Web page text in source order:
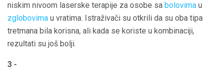
niskim nivoom laserske terapije za osobe sa bolovima u
zglobovima u vratima. Istraživači su otkrili da su oba tipa
tretmana bila korisna, ali kada se koriste u kombinaciji,
rezultati su još bolji.
3 -